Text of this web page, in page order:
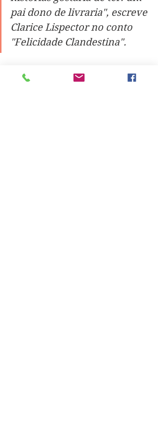
pai dono de livraria", escreve
Clarice Lispector no conto
"Felicidade Clandestina".
pesquisadora de literatura